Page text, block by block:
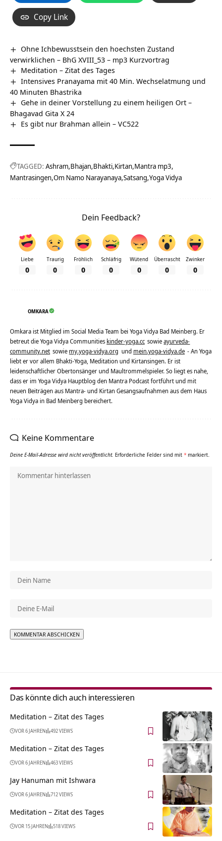
Copy Link
Ohne Ichbewusstsein den hoechsten Zustand
verwirklichen – BhG XVIII_53 – mp3 Kurzvortrag
Meditation – Zitat des Tages
Intensives Pranayama mit 40 Min. Wechselatmung und
40 Minuten Bhastrika
Gehe in deiner Vorstellung zu einem heiligen Ort –
Bhagavad Gita X 24
Es gibt nur Brahman allein – VC522
TAGGED: Ashram Bhajan Bhakti Kirtan Mantra mp3
Mantrasingen Om Namo Narayanaya Satsang Yoga Vidya
Dein Feedback?
Liebe
0
Traurig
0
Fröhlich
0
Schläfrig
0
Wütend
0
Überrascht
0
Zwinker
0
OMKARA
Omkara ist Mitglied im Social Media Team bei Yoga Vidya Bad Meinberg. Er
betreut die Yoga Vidya Communities kinder-yoga.cc sowieayurveda-
community.net sowie my.yoga-vidya.org und mein.yoga-vidya.de - An Yoga
liebt er vor allem Bhakti-Yoga, Meditation und Kirtansingen. Er ist
leidenschaftlicher Obertonsänger und Maultrommelspieler. So liegt es nahe,
dass er im Yoga Vidya Hauptblog den Mantra Podcast fortführt und mit
neuen Beiträgen aus Mantra- und Kirtan Gesangsaufnahmen aus dem Haus
Yoga Vidya in Bad Meinberg bereichert.
Keine Kommentare
Deine E-Mail-Adresse wird nicht veröffentlicht. Erforderliche Felder sind mit * markiert.
Das könnte dich auch interessieren
Meditation – Zitat des Tages
VOR 6 JAHREN 492 VIEWS
Meditation – Zitat des Tages
VOR 6 JAHREN 463 VIEWS
Jay Hanuman mit Ishwara
VOR 6 JAHREN 712 VIEWS
Meditation – Zitat des Tages
VOR 15 JAHREN 518 VIEWS